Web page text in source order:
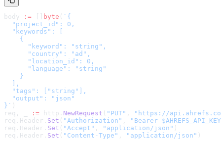
body := byte ( ` {
  "project_id": 0,
  "keywords": [
    {
      "keyword": "string",
      "country": "ad",
      "location_id": 0,
      "language": "string"
    }
  ],
  "tags": ["string"],
  "output": "json"
} ` )
req, _
:= http. NewRequest ( "PUT" , " https://
req.Header. Set ( "Authorization" ,
"Bearer
req.Header. Set ( "Accept" , "application/json" )
req.Header. Set ( "Content-Type" , "application/json" )